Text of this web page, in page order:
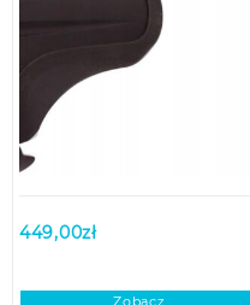
449,00zł
Zobacz